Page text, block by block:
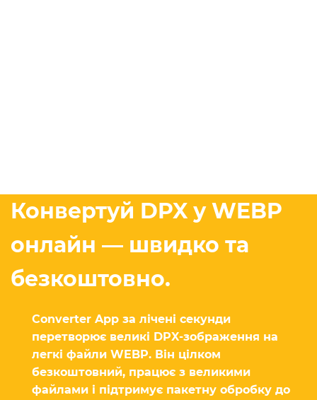
Конвертуй DPX у WEBP
онлайн — швидко та
безкоштовно.
Converter App за лічені секунди
перетворює великі DPX-зображення на
легкі файли WEBP. Він цілком
безкоштовний, працює з великими
файлами і підтримує пакетну обробку до